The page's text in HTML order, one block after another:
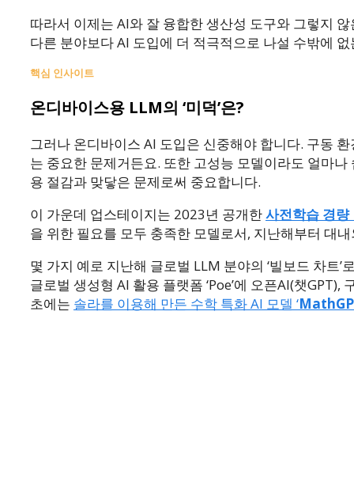
따라서 이제는 AI와 잘 융합한 생산성 도구와 그렇지
다른 분야보다 AI 도입에 더 적극적으로 나설 수밖에
핵심 인사이트
온디바이스용 LLM의 ‘미덕’은?
그러나 온디바이스 AI 도입은 신중해야 합니다. 구동
는 중요한 문제거든요. 또한 고성능 모델이라도 얼마
용 절감과 맞닿은 문제로써 중요합니다.
이 가운데 업스테이지는 2023년 공개한사전학습 경
을 위한 필요를 모두 충족한 모델로서, 지난해부터 대
몇 가지 예로 지난해 글로벌 LLM 분야의 ‘빌보드 차트
글로벌 생성형 AI 활용 플랫폼 ‘Poe’에 오픈AI(챗
초에는 솔라를 이용해 만든 수학 특화 AI 모델 ‘